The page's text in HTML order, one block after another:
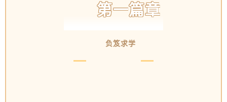
第一篇章
负笈求学